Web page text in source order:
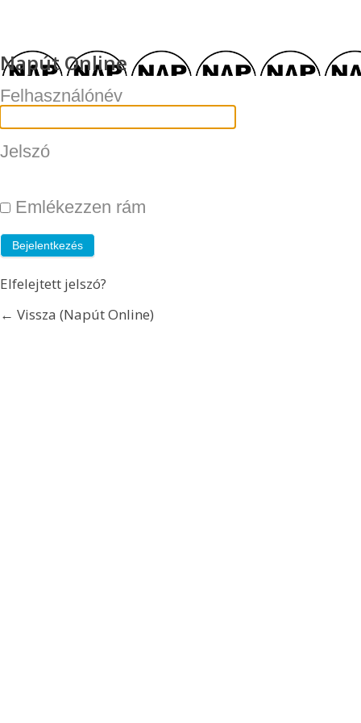
Napút Online
Felhasználónév
Jelszó
Emlékezzen rám
Elfelejtett jelszó?
← Vissza (Napút Online)